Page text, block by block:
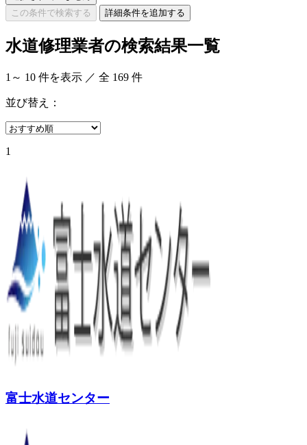
この条件で検索する
詳細条件を追加する
水道修理業者の検索結果一覧
1 ～ 10 件を表示 ／ 全 169 件
並び替え：
1
富士水道センター